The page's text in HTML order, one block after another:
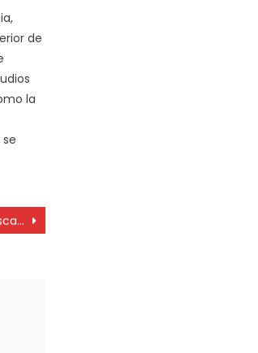
de
la
Bioquímicos no descartan medidas ante “la falta de definiciones de IOMA y PAMI”